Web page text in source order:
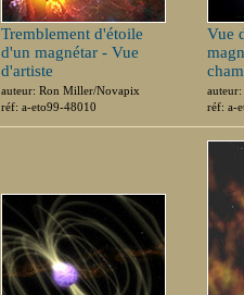
Tremblement d'étoile
d'un magnétar - Vue
d'artiste
auteur: Ron Miller/Novapix
réf: a-eto99-48010
Vue
réf: a-